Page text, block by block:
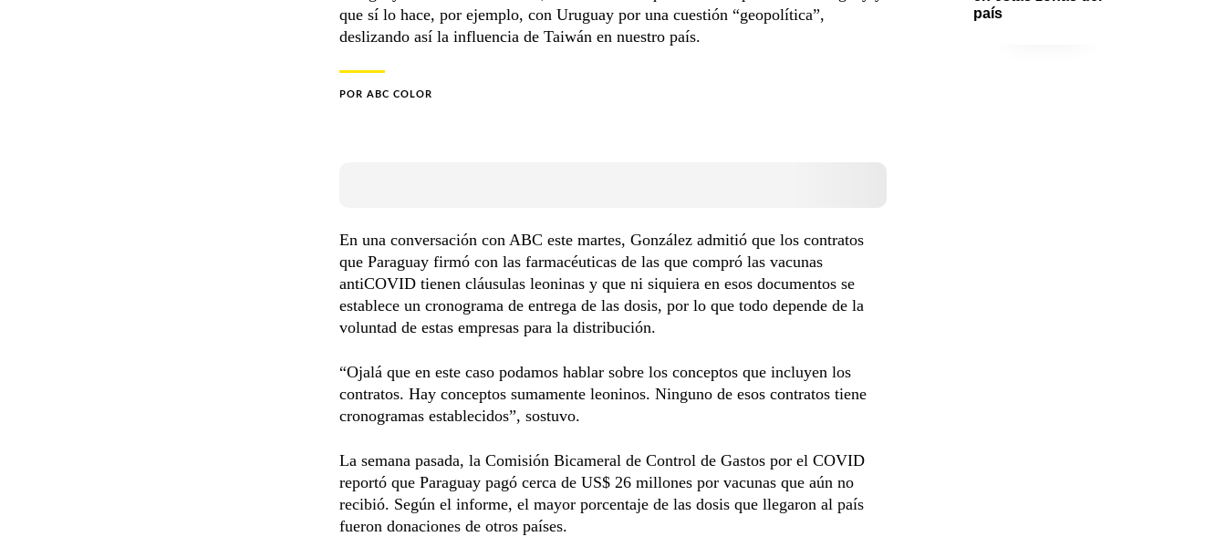
país
que sí lo hace, por ejemplo, con Uruguay por una cuestión “geopolítica”,
deslizando así la influencia de Taiwán en nuestro país.
POR ABC COLOR
En una conversación con ABC este martes, González admitió que los contratos
que Paraguay firmó con las farmacéuticas de las que compró las vacunas
antiCOVID tienen cláusulas leoninas y que ni siquiera en esos documentos se
establece un cronograma de entrega de las dosis, por lo que todo depende de la
voluntad de estas empresas para la distribución.
“Ojalá que en este caso podamos hablar sobre los conceptos que incluyen los
contratos. Hay conceptos sumamente leoninos. Ninguno de esos contratos tiene
cronogramas establecidos”, sostuvo.
La semana pasada, la Comisión Bicameral de Control de Gastos por el COVID
reportó que Paraguay pagó cerca de US$ 26 millones por vacunas que aún no
recibió. Según el informe, el mayor porcentaje de las dosis que llegaron al país
fueron donaciones de otros países.